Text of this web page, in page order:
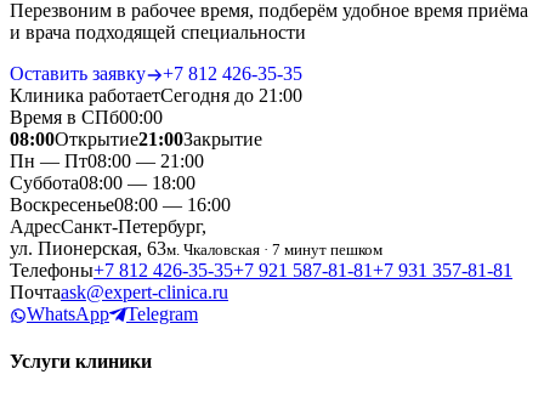
Перезвоним в рабочее время, подберём удобное время приёма
и врача подходящей специальности
Оставить заявку
+7 812 426‑35‑35
Клиника работаетСегодня до 21:00
Время в СПб00:00
08:00Открытие21:00Закрытие
Пн — Пт08:00 — 21:00
Суббота08:00 — 18:00
Воскресенье08:00 — 16:00
АдресСанкт-Петербург,
ул. Пионерская, 63м. Чкаловская · 7 минут пешком
Телефоны+7 812 426‑35‑35+7 921 587‑81‑81+7 931 357‑81‑81
Почтаask@expert-clinica.ru
WhatsApp
Telegram
Услуги клиники